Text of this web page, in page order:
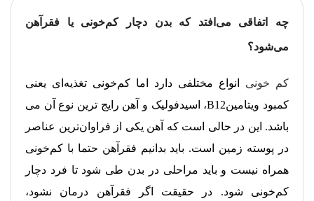
چه اتفاقی می‌افتد که بدن دچار کم‌‌خونی یا فقرآهن
می‌شود؟
کم خونی انواع مختلفی دارد اما کم‌خونی تغذیه‌ای یعنی
کمبود ویتامین‌B12، اسیدفولیک و آهن رایج ترین نوع آن می
باشد. این در حالی است که آهن یکی از فراوان‌‌ترین عناصر
در پوسته زمین است. باید بدانیم فقرآهن حتما با کم‌خونی
همراه نیست و باید مراحلی در بدن طی شود تا فرد دچار
کم‌خونی شود. در حقیقت اگر فقرآهن درمان نشود،